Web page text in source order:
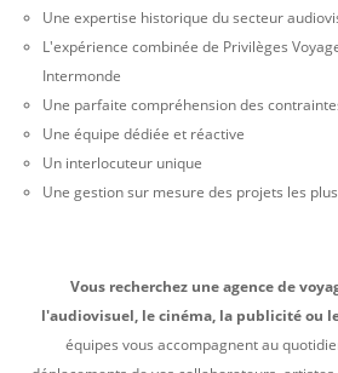
Une expertise historique du secteur
L'expérience combinée de Privilèges
Intermonde
Une parfaite compréhension des
Une équipe dédiée et réactive
Un interlocuteur unique
Une gestion sur mesure des projets les
Vous recherchez une agence de
l'audiovisuel, le cinéma, la publicité ou
équipes vous accompagnent au